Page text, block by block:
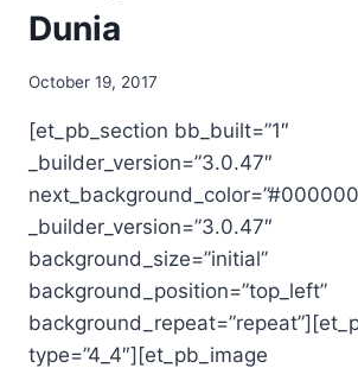
Dunia
October 19, 2017
[et_pb_section bb_built=”1″
_builder_version=”3.0.47″
_builder_version=”3.0.47″
background_size=”initial”
background_position=”top_left”
type=”4_4″][et_pb_image